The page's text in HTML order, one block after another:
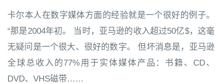
卡尔本人在数字媒体方面的经验就是一个很好的例子。
“那是2004年初。 当时，亚马逊的收入超过50亿$，这毫
无疑问是一个很大、很好的数字。 但坏消息是，亚马逊
全球总收入的77%用于实体媒体产品：书籍、CD、
DVD、VHS磁带……